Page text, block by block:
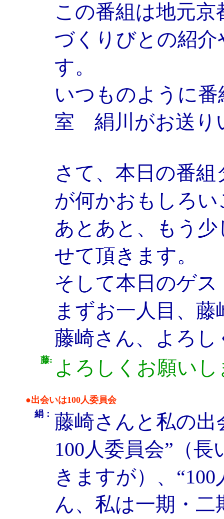
この番組は地元
づくりびとの紹
す。
いつものように
室 絹川がお送り
さて、本日の番
が何かおもしろ
あとあと、もう
せて頂きます。
そして本日のゲ
まずお一人目、
藤崎さん、よろ
藤: よろしくお願い
●出会いは100人委員会
絹： 藤崎さんと私の
100人委員会”（
きますが）、
ん、私は一期・